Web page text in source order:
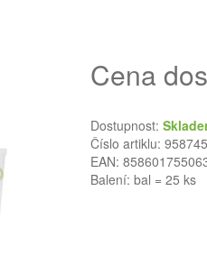
Cena
Dostupnost:
Číslo artiklu: 958745
EAN:
Balení: bal = 25 ks